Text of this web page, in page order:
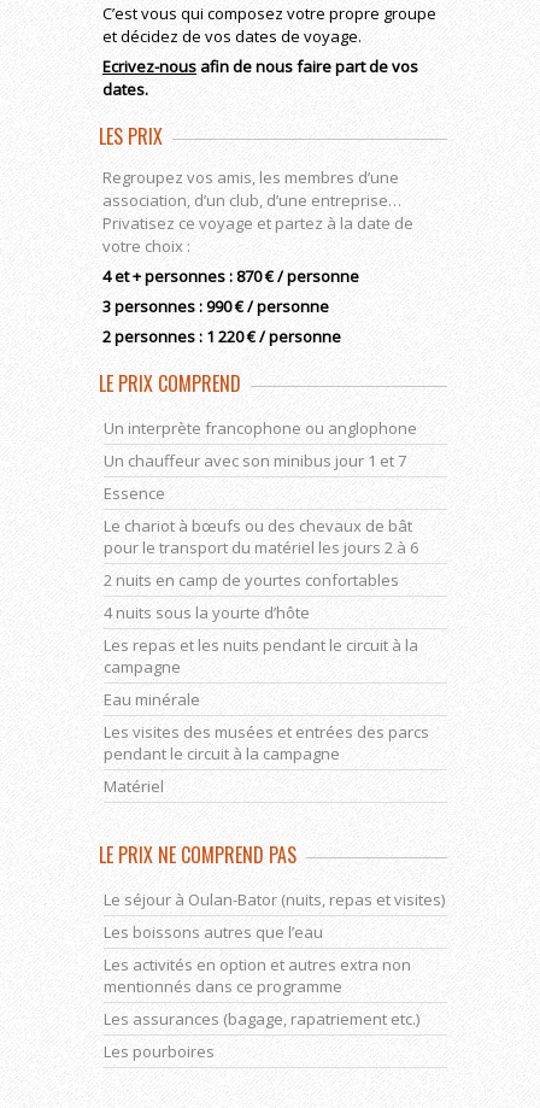
C’est vous qui composez votre propre groupe
et décidez de vos dates de voyage.
Ecrivez-nous afin de nous faire part de vos
dates.
LES PRIX
Regroupez vos amis, les membres d’une
association, d’un club, d’une entreprise…
Privatisez ce voyage et partez à la date de
votre choix :
4 et + personnes : 870 € / personne
3 personnes : 990 € / personne
2 personnes : 1 220 € / personne
LE PRIX COMPREND
Un interprète francophone ou anglophone
Un chauffeur avec son minibus jour 1 et 7
Essence
Le chariot à bœufs ou des chevaux de bât
pour le transport du matériel les jours 2 à 6
2 nuits en camp de yourtes confortables
4 nuits sous la yourte d’hôte
Les repas et les nuits pendant le circuit à la
campagne
Eau minérale
Les visites des musées et entrées des parcs
pendant le circuit à la campagne
Matériel
LE PRIX NE COMPREND PAS
Le séjour à Oulan-Bator (nuits, repas et visites)
Les boissons autres que l’eau
Les activités en option et autres extra non
mentionnés dans ce programme
Les assurances (bagage, rapatriement etc.)
Les pourboires